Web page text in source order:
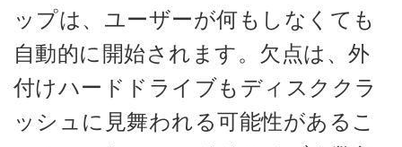
ップは、ユーザーが何もしなくても
自動的に開始されます。欠点は、外
付けハードドライブもディスククラ
ッシュに見舞われる可能性があるこ